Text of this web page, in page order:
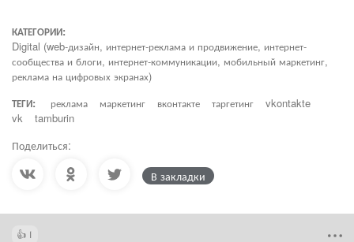
КАТЕГОРИИ:
Digital (web-дизайн, интернет-реклама и продвижение, интернет-
сообщества и блоги, интернет-коммуникации, мобильный маркетинг,
реклама на цифровых экранах)
ТЕГИ:
реклама маркетинг вконтакте таргетинг
vkontakte
vk
tamburin
Поделиться:
В закладки
1